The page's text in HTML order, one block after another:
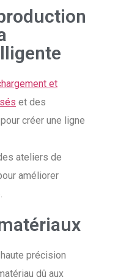
et
et des
créer une ligne
ateliers de
améliorer
précision
dû aux